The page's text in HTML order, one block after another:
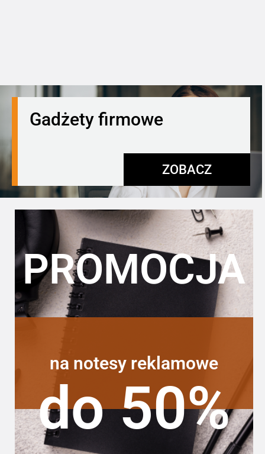
Gadżety firmowe
ZOBACZ
PROMOCJA
na notesy reklamowe
do 50%